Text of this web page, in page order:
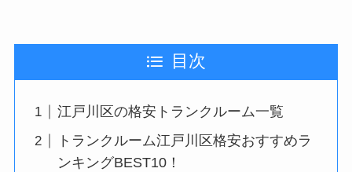
目次
江戸川区の格安トランクルーム一覧
トランクルーム江戸川区格安おすすめラ
ンキングBEST10！